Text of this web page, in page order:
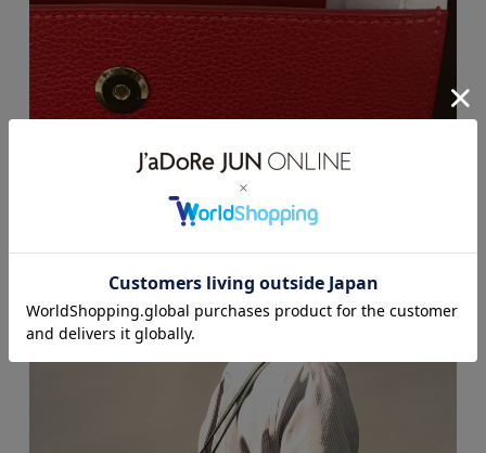
クラシカルなフォルムとカラーで品のある佇まいです。
オケージョン問わず女性らしさをプラスしたいコーディネート
コロンとしたフォルムに釘付けです。